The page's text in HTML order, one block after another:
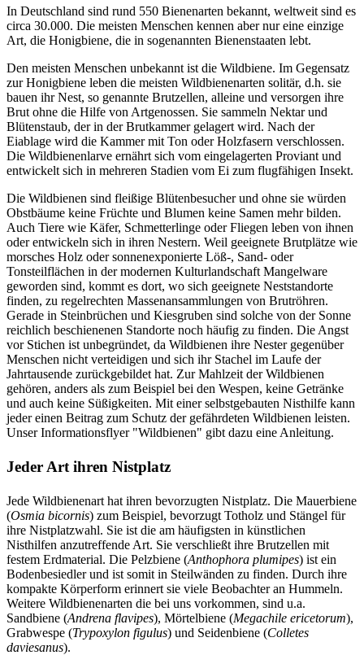
In Deutschland sind rund 550 Bienenarten bekannt, weltweit sind es
circa 30.000. Die meisten Menschen kennen aber nur eine einzige
Art, die Honigbiene, die in sogenannten Bienenstaaten lebt.
Den meisten Menschen unbekannt ist die Wildbiene. Im Gegensatz
zur Honigbiene leben die meisten Wildbienenarten solitär, d.h. sie
bauen ihr Nest, so genannte Brutzellen, alleine und versorgen ihre
Brut ohne die Hilfe von Artgenossen. Sie sammeln Nektar und
Blütenstaub, der in der Brutkammer gelagert wird. Nach der
Eiablage wird die Kammer mit Ton oder Holzfasern verschlossen.
Die Wildbienenlarve ernährt sich vom eingelagerten Proviant und
entwickelt sich in mehreren Stadien vom Ei zum flugfähigen Insekt.
Die Wildbienen sind fleißige Blütenbesucher und ohne sie würden
Obstbäume keine Früchte und Blumen keine Samen mehr bilden.
Auch Tiere wie Käfer, Schmetterlinge oder Fliegen leben von ihnen
oder entwickeln sich in ihren Nestern. Weil geeignete Brutplätze wie
morsches Holz oder sonnenexponierte Löß-, Sand- oder
Tonsteilflächen in der modernen Kulturlandschaft Mangelware
geworden sind, kommt es dort, wo sich geeignete Neststandorte
finden, zu regelrechten Massenansammlungen von Brutröhren.
Gerade in Steinbrüchen und Kiesgruben sind solche von der Sonne
reichlich beschienenen Standorte noch häufig zu finden. Die Angst
vor Stichen ist unbegründet, da Wildbienen ihre Nester gegenüber
Menschen nicht verteidigen und sich ihr Stachel im Laufe der
Jahrtausende zurückgebildet hat. Zur Mahlzeit der Wildbienen
gehören, anders als zum Beispiel bei den Wespen, keine Getränke
und auch keine Süßigkeiten. Mit einer selbstgebauten Nisthilfe kann
jeder einen Beitrag zum Schutz der gefährdeten Wildbienen leisten.
Unser Informationsflyer "Wildbienen" gibt dazu eine Anleitung.
Jeder Art ihren Nistplatz
Jede Wildbienenart hat ihren bevorzugten Nistplatz. Die Mauerbiene
(Osmia bicornis) zum Beispiel, bevorzugt Totholz und Stängel für
ihre Nistplatzwahl. Sie ist die am häufigsten in künstlichen
Nisthilfen anzutreffende Art. Sie verschließt ihre Brutzellen mit
festem Erdmaterial. Die Pelzbiene (Anthophora plumipes) ist ein
Bodenbesiedler und ist somit in Steilwänden zu finden. Durch ihre
kompakte Körperform erinnert sie viele Beobachter an Hummeln.
Weitere Wildbienenarten die bei uns vorkommen, sind u.a.
Sandbiene (Andrena flavipes), Mörtelbiene (Megachile ericetorum),
Grabwespe (Trypoxylon figulus) und Seidenbiene (Colletes
daviesanus).